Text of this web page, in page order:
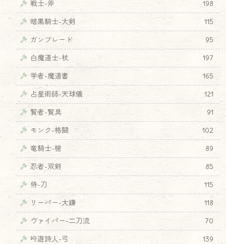
戦士-斧
198
暗黒騎士-大剣
115
ガンブレード
95
白魔道士-杖
197
学者-魔道書
165
占星術師-天球儀
121
賢者-賢具
91
モンク-格闘
102
竜騎士-槍
89
忍者-双剣
85
侍-刀
115
リーパー-大鎌
118
ヴァイパー-二刀流
70
吟遊詩人-弓
139